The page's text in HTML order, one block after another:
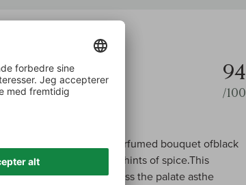
94
/100
ignore. It has a vivid, perfumed bouquet ofblack
lavender tones and hints of spice.This
Violet florals arc across the palate asthe